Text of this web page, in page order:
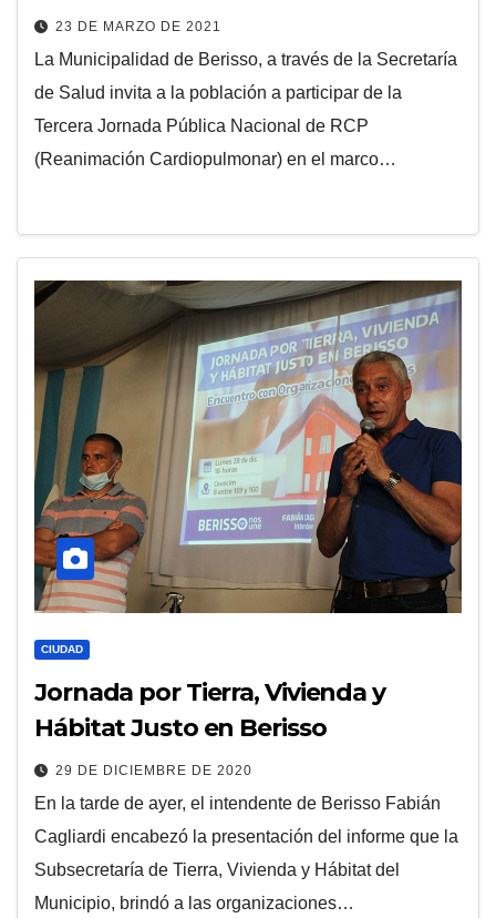
23 DE MARZO DE 2021
La Municipalidad de Berisso, a través de la Secretaría
de Salud invita a la población a participar de la
Tercera Jornada Pública Nacional de RCP
(Reanimación Cardiopulmonar) en el marco…
CIUDAD
Jornada por Tierra, Vivienda y
Hábitat Justo en Berisso
29 DE DICIEMBRE DE 2020
En la tarde de ayer, el intendente de Berisso Fabián
Cagliardi encabezó la presentación del informe que la
Subsecretaría de Tierra, Vivienda y Hábitat del
Municipio, brindó a las organizaciones…